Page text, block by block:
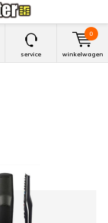
service winkelwagen
0